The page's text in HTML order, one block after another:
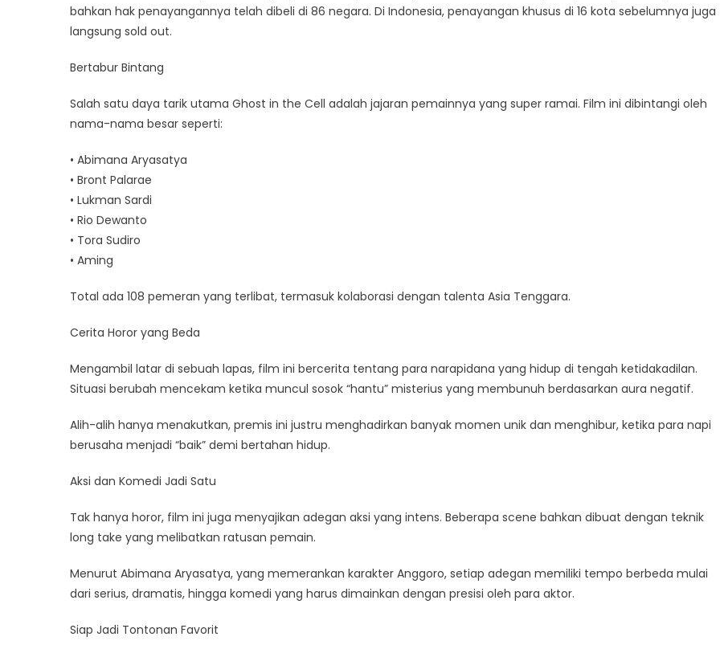
bahkan hak penayangannya telah dibeli di 86 negara. Di Indonesia, penayangan khusus di 16 kota sebelumnya juga
langsung sold out.
Bertabur Bintang
Salah satu daya tarik utama Ghost in the Cell adalah jajaran pemainnya yang super ramai. Film ini dibintangi oleh
nama-nama besar seperti:
• Abimana Aryasatya
• Bront Palarae
• Lukman Sardi
• Rio Dewanto
• Tora Sudiro
• Aming
Total ada 108 pemeran yang terlibat, termasuk kolaborasi dengan talenta Asia Tenggara.
Cerita Horor yang Beda
Mengambil latar di sebuah lapas, film ini bercerita tentang para narapidana yang hidup di tengah ketidakadilan.
Situasi berubah mencekam ketika muncul sosok “hantu” misterius yang membunuh berdasarkan aura negatif.
Alih-alih hanya menakutkan, premis ini justru menghadirkan banyak momen unik dan menghibur, ketika para napi
berusaha menjadi “baik” demi bertahan hidup.
Aksi dan Komedi Jadi Satu
Tak hanya horor, film ini juga menyajikan adegan aksi yang intens. Beberapa scene bahkan dibuat dengan teknik
long take yang melibatkan ratusan pemain.
Menurut Abimana Aryasatya, yang memerankan karakter Anggoro, setiap adegan memiliki tempo berbeda mulai
dari serius, dramatis, hingga komedi yang harus dimainkan dengan presisi oleh para aktor.
Siap Jadi Tontonan Favorit